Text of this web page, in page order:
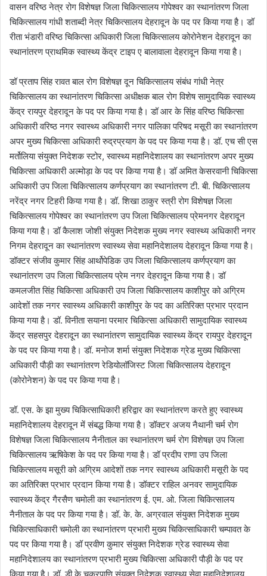
वासन वरिष्ठ नेत्र रोग विशेषज्ञ जिला चिकित्सालय गोपेश्वर का स्थानांतरण जिला
चिकित्सालय गांधी शताब्दी नेत्र चिकित्सालय देहरादून के पद पर किया गया है। डॉ
रीता भंडारी वरिष्ठ चिकित्सा अधिकारी जिला चिकित्सालय कोरोनेशन देहरादून का
स्थानांतरण प्राथमिक स्वास्थ्य केंद्र टाइप ए बालावाला देहरादून किया गया है।
डॉ प्रताप सिंह रावत बाल रोग विशेषज्ञ दून चिकित्सालय संबंध गांधी नेत्र
चिकित्सालय का स्थानांतरण चिकित्सा अधीक्षक बाल रोग विशेष सामुदायिक स्वास्थ्य
केंद्र रायपुर देहरादून के पद पर किया गया है। डॉ आर के सिंह वरिष्ठ चिकित्सा
अधिकारी वरिष्ठ नगर स्वास्थ्य अधिकारी नगर पालिका परिषद मसूरी का स्थानांतरण
अपर मुख्य चिकित्सा अधिकारी रुद्रप्रयाग के पद पर किया गया है। डॉ. एच सी एस
मर्तोलिया संयुक्त निदेशक स्टोर, स्वास्थ्य महानिदेशालय का स्थानांतरण अपर मुख्य
चिकित्सा अधिकारी अल्मोड़ा के पद पर किया गया है। डॉ अमित केसरवानी चिकित्सा
अधिकारी उप जिला चिकित्सालय कर्णप्रयाग का स्थानांतरण टी. बी. चिकित्सालय
नरेंद्र नगर टिहरी किया गया है। डॉ. शिखा ठाकुर स्त्री रोग विशेषज्ञ जिला
चिकित्सालय गोपेश्वर का स्थानांतरण उप जिला चिकित्सालय प्रेमनगर देहरादून
किया गया है। डॉ कैलाश जोशी संयुक्त निदेशक मुख्य नगर स्वास्थ्य अधिकारी नगर
निगम देहरादून का स्थानांतरण स्वास्थ्य सेवा महानिदेशालय देहरादून किया गया है।
डॉक्टर संजीव कुमार सिंह आर्थोपेडिक उप जिला चिकित्सालय कर्णप्रयाग का
स्थानांतरण उप जिला चिकित्सालय प्रेम नगर देहरादून किया गया है। डॉ
कमलजीत सिंह चिकित्सा अधिकारी उप जिला चिकित्सालय काशीपुर को अग्रिम
आदेशों तक नगर स्वास्थ्य अधिकारी काशीपुर के पद का अतिरिक्त प्रभार प्रदान
किया गया है। डॉ. विनीता सयाना परमार चिकित्सा अधिकारी सामुदायिक स्वास्थ्य
केंद्र सहसपुर देहरादून का स्थानांतरण सामुदायिक स्वास्थ्य केंद्र रायपुर देहरादून
के पद पर किया गया है। डॉ. मनोज शर्मा संयुक्त निदेशक ग्रेड मुख्य चिकित्सा
अधिकारी पौड़ी का स्थानांतरण रेडियोलॉजिस्ट जिला चिकित्सालय देहरादून
(कोरोनेशन) के पद पर किया गया है।
डॉ. एस. के झा मुख्य चिकित्साधिकारी हरिद्वार का स्थानांतरण करते हुए स्वास्थ्य
महानिदेशालय देहरादून में संबद्ध किया गया है। डॉक्टर अजय नैथानी चर्म रोग
विशेषज्ञ जिला चिकित्सालय नैनीताल का स्थानांतरण चर्म रोग विशेषज्ञ उप जिला
चिकित्सालय ऋषिकेश के पद पर किया गया है। डॉ प्रदीप राणा उप जिला
चिकित्सालय मसूरी को अग्रिम आदेशों तक नगर स्वास्थ्य अधिकारी मसूरी के पद
का अतिरिक्त प्रभार प्रदान किया गया है। डॉक्टर राहिल अनवर सामुदायिक
स्वास्थ्य केंद्र गैरसैण चमोली का स्थानांतरण ई. एम. ओ. जिला चिकित्सालय
नैनीताल के पद पर किया गया है। डॉ. के. के. अग्रवाल संयुक्त निदेशक मुख्य
चिकित्साधिकारी चमोली का स्थानांतरण प्रभारी मुख्य चिकित्साधिकारी चम्पावत के
पद पर किया गया है। डॉ प्रवीण कुमार संयुक्त निदेशक ग्रेड स्वास्थ्य सेवा
महानिदेशालय का स्थानांतरण प्रभारी मुख्य चिकित्सा अधिकारी पौड़ी के पद पर
किया गया है। डॉ. डी के चक्रपाणि संयुक्त निदेशक स्वास्थ्य सेवा महानिदेशालय